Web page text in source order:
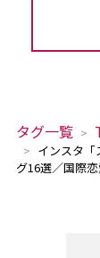
タグ一覧
インスタ「
グ16選／国際